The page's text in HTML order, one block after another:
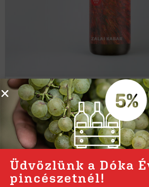
Kabar 2021
4 840Ft
Kosárba teszem
Üdvözlünk a Dóka
pincészetnél!